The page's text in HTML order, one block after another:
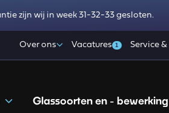
zijn wij in week 31-32-33 gesloten.
Over ons Vacatures 1 Service
Glassoorten en - bewerking